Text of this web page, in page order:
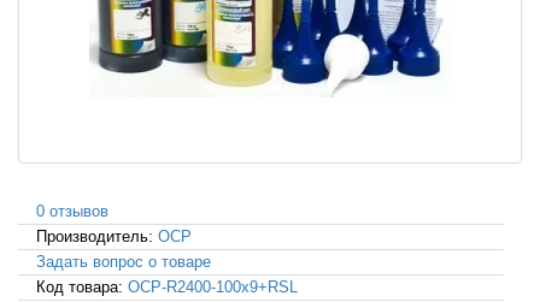
0 отзывов
Производитель: OCP
Задать вопрос о товаре
Код товара: OCP-R2400-100x9+RSL